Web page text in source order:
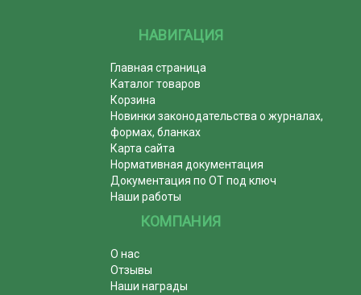
НАВИГАЦИЯ
Главная страница
Каталог товаров
Корзина
Новинки законодательства о журналах,
формах, бланках
Карта сайта
Нормативная документация
Документация по ОТ под ключ
Наши работы
КОМПАНИЯ
О нас
Отзывы
Наши награды